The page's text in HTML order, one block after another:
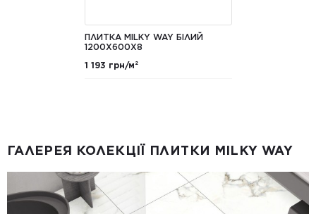
ПЛИТКА MILKY WAY БІЛИЙ
1200X600X8
1 193 грн/м²
ГАЛЕРЕЯ КОЛЕКЦІЇ ПЛИТКИ MILKY WAY